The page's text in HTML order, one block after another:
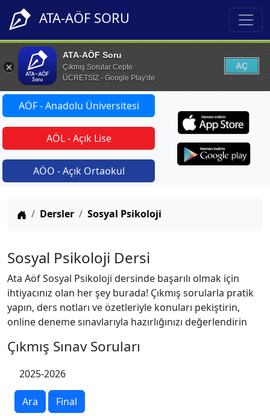
ATA-AÖF SORU
ATA-AÖF Soru
Çıkmış Sorular Cepte
ÜCRETSİZ - Google Play'de
AÇ
AÖF - Anadolu Üniversitesi
AÖL - Açık Lise
AÖO - Açık Ortaokul
Anasayfa
Dersler Sosyal Psikoloji
Sosyal Psikoloji Dersi
Ata Aöf Sosyal Psikoloji dersinde başarılı olmak için
ihtiyacınız olan her şey burada! Çıkmış sorularla pratik
yapın, ders notları ve özetleriyle konuları pekiştirin,
online deneme sınavlarıyla hazırlığınızı değerlendirin
Çıkmış Sınav Soruları
2025-2026
Ara Final